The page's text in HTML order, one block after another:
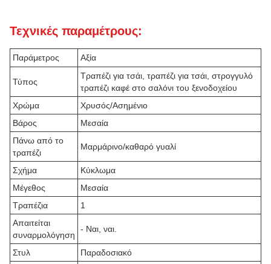
Τεχνικές παραμέτρους:
Παράμετρος Αξία
Τύπος
Τραπέζι για τσάι, τραπέζι για τσάι, στρογγυλό
τραπέζι καφέ στο σαλόνι του ξενοδοχείου
Χρώμα
Χρυσός/Ασημένιο
Βάρος
Μεσαία
Πάνω από το
τραπέζι
Μαρμάρινο/καθαρό γυαλί
Σχήμα
Κύκλωμα
Μέγεθος
Μεσαία
Τραπέζια
1
Απαιτείται
συναρμολόγηση
- Ναι, ναι.
Στυλ Παραδοσιακό